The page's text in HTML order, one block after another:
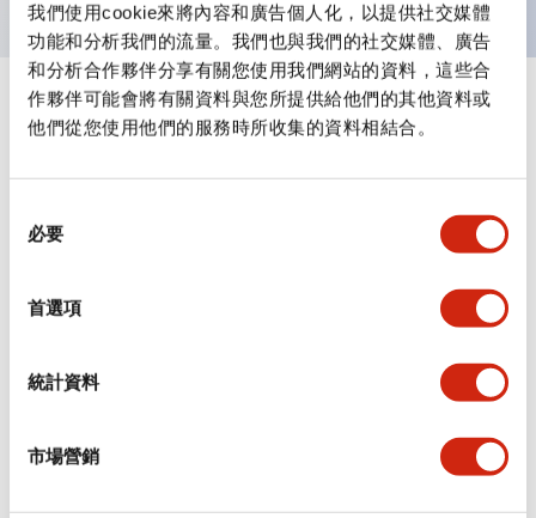
我們使用cookie來將內容和廣告個人化，以提供社交媒體
功能和分析我們的流量。我們也與我們的社交媒體、廣告
和分析合作夥伴分享有關您使用我們網站的資料，這些合
作夥伴可能會將有關資料與您所提供給他們的其他資料或
他們從您使用他們的服務時所收集的資料相結合。
必要
首選項
統計資料
市場營銷
規格
環境規範
機械規格